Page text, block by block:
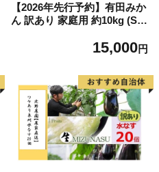
【2026年先行予約】有田みか
ん 訳あり 家庭用 約10kg (S
ん フルーツ 柑橘 果物 果実
6098
15,000円